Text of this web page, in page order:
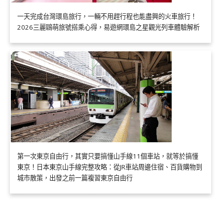
一天完成台灣環島旅行，一輛不用趕行程也能盡興的火車旅行！
2026三麗鷗萌旅號搭乘心得，易遊網環島之星觀光列車體驗解析
第一次東京自由行，其實只要搞懂山手線11個車站，就等於搞懂
東京！日本東京山手線完整攻略：從JR車站周邊住宿、百貨購物到
城市散策，出發之前一篇複習東京自由行